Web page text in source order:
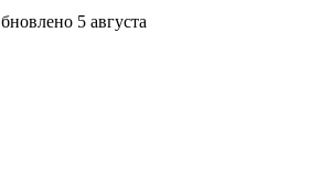
5 августа